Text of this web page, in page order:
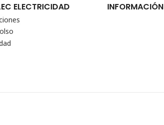
ELECTRICIDAD INFORMACIÓN